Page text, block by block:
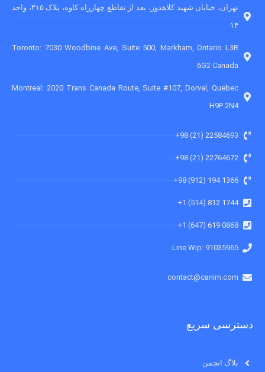
تهران، خیابان شهید کلاهدوز، بعد از تقاطع چهارراه کاوه، پلاک ۳۱۵، واحد
۱۴
Toronto: 7030 Woodbine Ave, Suite 500, Markham, Ontario L3R
6G2 Canada
Montreal: 2020 Trans Canada Route, Suite #107, Dorval, Quebec
H9P 2N4
22584693 (21) 98+
22764672 (21) 98+
1366 194 (912) 98+
1744 812 (514) 1+
0868 619 (647) 1+
91035965 :Line Wip
contact@canirn.com
دسترسی سریع
بلاگ انجمن